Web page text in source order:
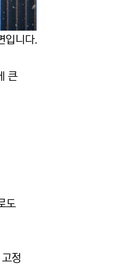
입니다.
큰
도
정